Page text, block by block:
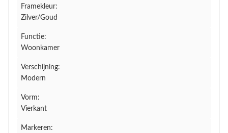
Framekleur:
Zilver/Goud
Functie:
Woonkamer
Verschijning:
Modern
Vorm:
Vierkant
Markeren: